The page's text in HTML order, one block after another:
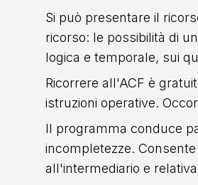
Si può presentare il
ricorso: le possibilità di
logica e temporale, sui
Ricorrere all'ACF è
istruzioni operative.
Il programma conduce
incompletezze.
all'intermediario e